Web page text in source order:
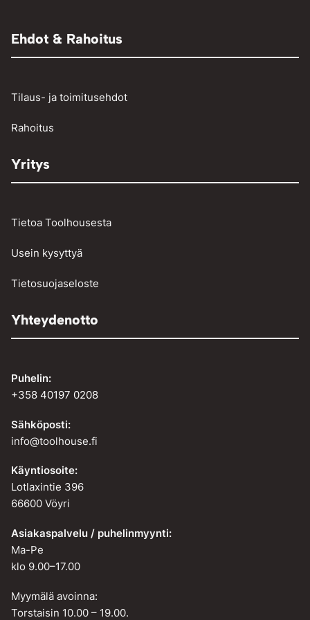
Osienpesu
Vinssit ja taljat
Henkilö- ja pakettiautojen vikakoodinlukijat
Ehdot & Rahoitus
Tilaus- ja toimitusehdot
Rahoitus
Yritys
Tietoa Toolhousesta
Usein kysyttyä
Tietosuojaseloste
Yhteydenotto
Puhelin:
+358 40197 0208
Sähköposti:
info@toolhouse.fi
Käyntiosoite:
Lotlaxintie 396
66600 Vöyri
Asiakaspalvelu / puhelinmyynti:
Ma-Pe
klo 9.00–17.00
Myymälä avoinna:
Torstaisin 10.00 – 19.00.